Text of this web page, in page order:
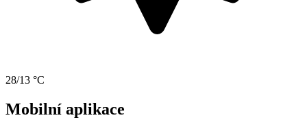
28/13 °C
Mobilní aplikace